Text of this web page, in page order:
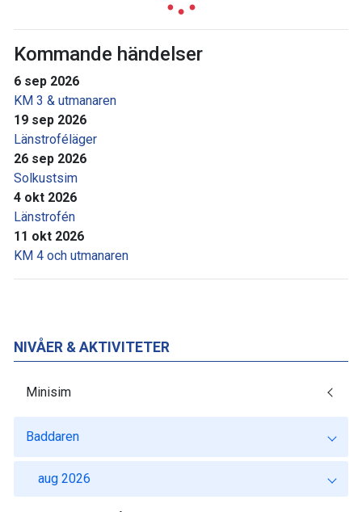
Kommande händelser
6 sep 2026
KM 3 & utmanaren
19 sep 2026
Länstroféläger
26 sep 2026
Solkustsim
4 okt 2026
Länstrofén
11 okt 2026
KM 4 och utmanaren
NIVÅER & AKTIVITETER
Minisim
Baddaren
aug 2026